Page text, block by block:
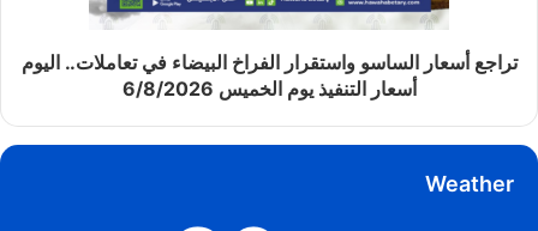
تراجع أسعار الساسو واستقرار الفراخ البيضاء في تعاملات.. اليوم
أسعار التنفيذ يوم الخميس 6/8/2026
Weather